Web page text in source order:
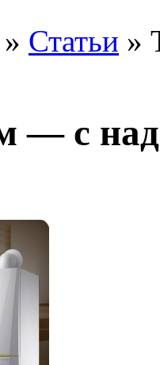
» Статьи »
— с